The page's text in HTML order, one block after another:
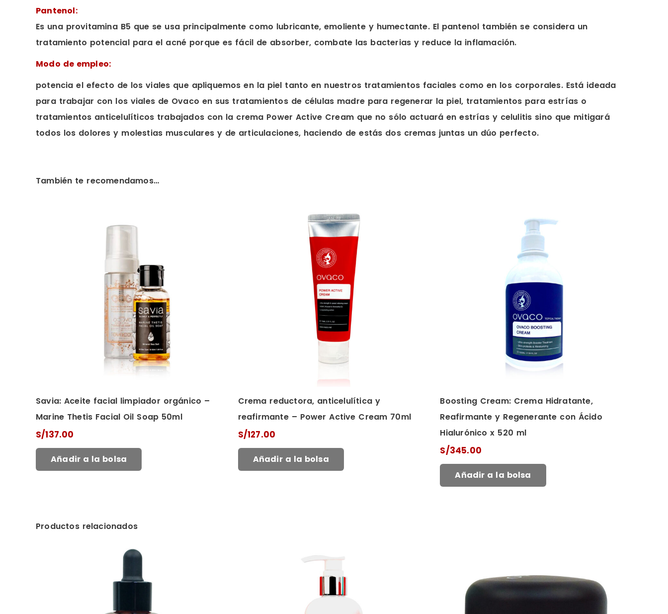
Pantenol:
Es una provitamina B5 que se usa principalmente como lubricante, emoliente y humectante. El pantenol también se considera un
tratamiento potencial para el acné porque es fácil de absorber, combate las bacterias y reduce la inflamación.
Modo de empleo:
potencia el efecto de los viales que apliquemos en la piel tanto en nuestros tratamientos faciales como en los corporales. Está ideada
para trabajar con los viales de Ovaco en sus tratamientos de células madre para regenerar la piel, tratamientos para estrías o
tratamientos anticelulíticos trabajados con la crema Power Active Cream que no sólo actuará en estrías y celulitis sino que mitigará
todos los dolores y molestias musculares y de articulaciones, haciendo de estás dos cremas juntas un dúo perfecto.
También te recomendamos…
Savia: Aceite facial limpiador orgánico –
Marine Thetis Facial Oil Soap 50ml
S/137.00
Añadir a la bolsa
Crema reductora, anticelulítica y
reafirmante – Power Active Cream 70ml
S/127.00
Añadir a la bolsa
Boosting Cream: Crema Hidratante,
Reafirmante y Regenerante con Ácido
Hialurónico x 520 ml
S/345.00
Añadir a la bolsa
Productos relacionados